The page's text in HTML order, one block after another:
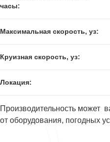
часы:
Максимальная скорость, уз:
Круизная скорость, уз:
Локация:
Производительность может
от оборудования, погодных